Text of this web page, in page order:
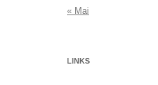
« Mai
LINKS